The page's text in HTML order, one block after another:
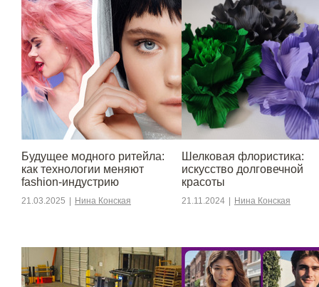
Будущее модного ритейла:
как технологии меняют
fashion-индустрию
21.03.2025 | Нина Конская
Шелковая флористика:
искусство долговечной
красоты
21.11.2024 | Нина Конская